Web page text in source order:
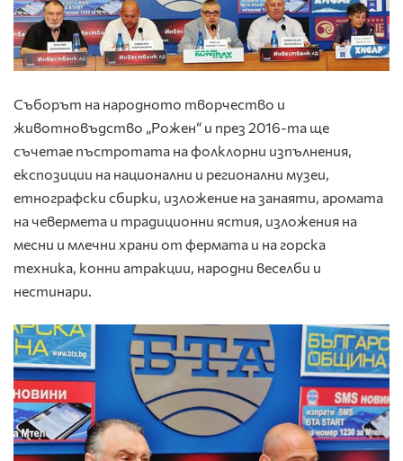
Съборът на народното творчество и
животновъдство „Рожен“ и през 2016-та ще
съчетае пъстротата на фолклорни изпълнения,
експозиции на национални и регионални музеи,
етнографски сбирки, изложение на занаяти, аромата
на чевермета и традиционни ястия, изложения на
месни и млечни храни от фермата и на горска
техника, конни атракции, народни веселби и
нестинари.